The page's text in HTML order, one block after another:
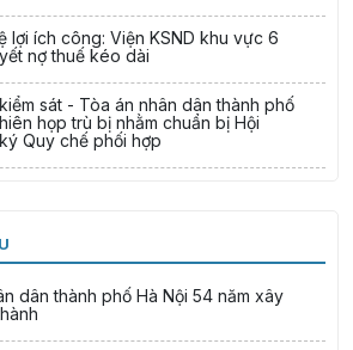
lợi ích công: Viện KSND khu vực 6
nợ thuế kéo dài
sát - Tòa án nhân dân thành phố
họp trù bị nhằm chuẩn bị Hội
Quy chế phối hợp
dân thành phố Hà Nội 54 năm xây